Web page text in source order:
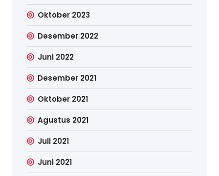
Oktober 2023
Desember 2022
Juni 2022
Desember 2021
Oktober 2021
Agustus 2021
Juli 2021
Juni 2021